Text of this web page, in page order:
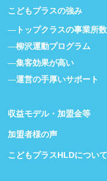
こどもプラスの強み
トップクラスの事業所数
柳沢運動プログラム
集客効果が高い
運営の手厚いサポート
収益モデル・加盟金等
加盟者様の声
こどもプラスHLDについて